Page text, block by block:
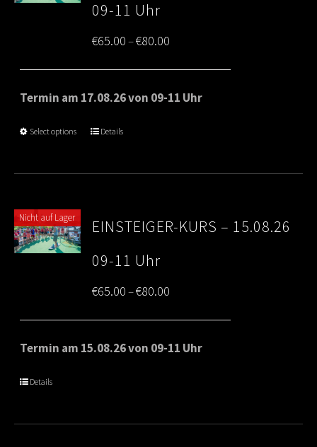
09-11 Uhr
€65.00–€80.00
range:
€65.00
Termin am 17.08.26 von 09-11 Uhr
Select options Details
Nicht auf Lager
EINSTEIGER-KURS – 15.08.26
09-11 Uhr
€65.00–€80.00
range:
€65.00
Termin am 15.08.26 von 09-11 Uhr
Details